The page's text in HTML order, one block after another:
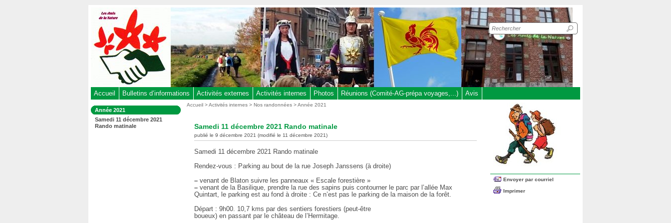
Recherche
sur
le
site
Accueil Bulletins d’informations Activités externes Activités internes Photos Réunions (Comité-AG-prépa voyages,...) Avis
Dans
la
rubrique
:
Année 2021
Samedi 11 décembre 2021
Rando matinale
Vous
Accueil >Activités internes >Nos randonnées>Année 2021
Samedi 11 décembre 2021 Rando matinale
publié le 9 décembre 2021 (modifié le 11 décembre 2021)
Samedi 11 décembre 2021 Rando matinale
Rendez-vous : Parking au bout de la rue Joseph Janssens (à droite)
– venant de Blaton suivre les panneaux « Escale forestière »
– venant de la Basilique, prendre la rue des sapins puis contourner le parc par l’allée Max
Quintart, le parking est au fond à droite : Ce n’est pas le parking de la maison de la forêt.
Départ : 9h00. 10,7 kms par des sentiers forestiers (peut-être
boueux) en passant par le château de l’Hermitage.
Envoyer par courriel
Imprimer